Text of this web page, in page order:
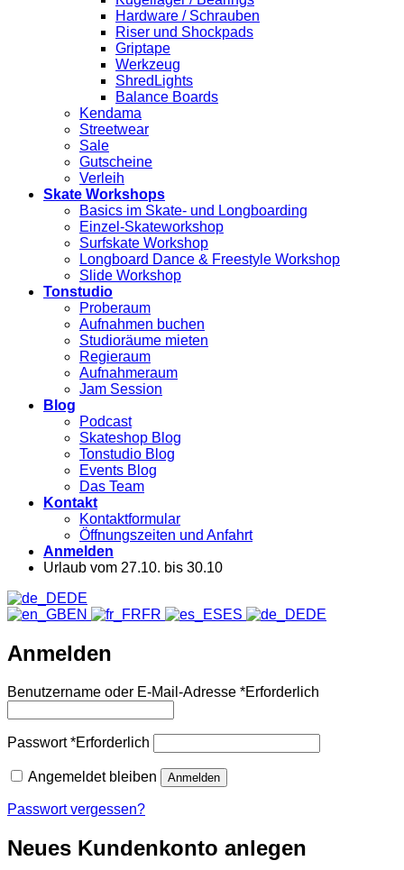
Hardware / Schrauben
Riser und Shockpads
Griptape
Werkzeug
ShredLights
Balance Boards
Kendama
Streetwear
Sale
Gutscheine
Verleih
Skate Workshops
Basics im Skate- und Longboarding
Einzel-Skateworkshop
Surfskate Workshop
Longboard Dance & Freestyle Workshop
Slide Workshop
Tonstudio
Proberaum
Aufnahmen buchen
Studioräume mieten
Regieraum
Aufnahmeraum
Jam Session
Blog
Podcast
Skateshop Blog
Tonstudio Blog
Events Blog
Das Team
Kontakt
Kontaktformular
Öffnungszeiten und Anfahrt
Anmelden
Urlaub vom 27.10. bis 30.10
DE
EN
FR ES DE
Anmelden
Benutzername oder E-Mail-Adresse *Erforderlich
Passwort*Erforderlich
Angemeldet bleiben Anmelden
Passwort vergessen?
Neues Kundenkonto anlegen